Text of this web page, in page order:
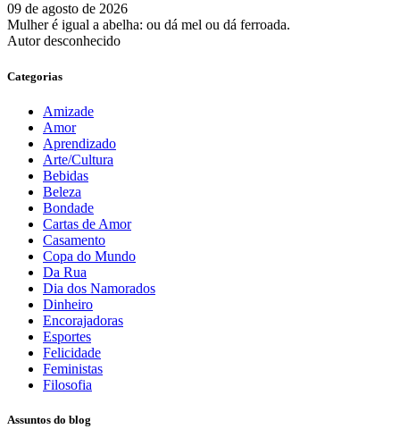
09 de agosto de 2026
Mulher é igual a abelha: ou dá mel ou dá ferroada.
Autor desconhecido
Categorias
Amizade
Amor
Aprendizado
Arte/Cultura
Bebidas
Beleza
Bondade
Cartas de Amor
Casamento
Copa do Mundo
Da Rua
Dia dos Namorados
Dinheiro
Encorajadoras
Esportes
Felicidade
Feministas
Filosofia
Assuntos do blog